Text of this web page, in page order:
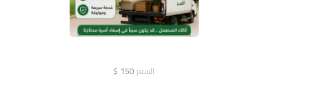
السعر 150
$